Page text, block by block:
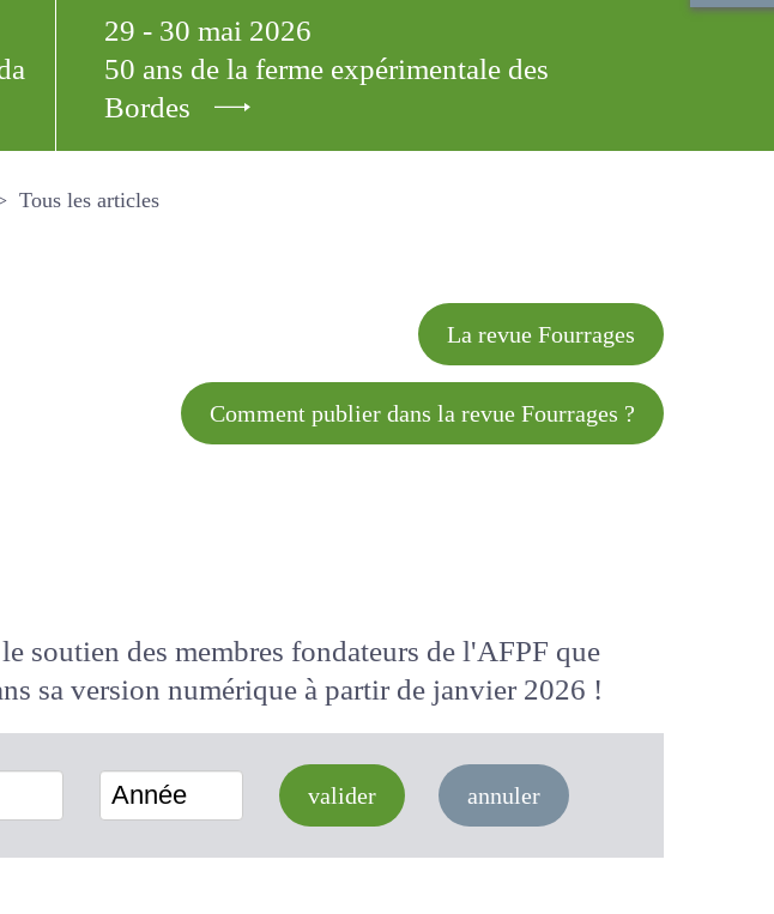
29 - 30 mai 2026
50 ans de la ferme expérimentale des
Bordes
Tous les articles
La revue Fourrages
Comment publier dans la revue Fourrages ?
soutien des membres fondateurs de l'AFPF que
dans sa version numériqueà partir de janvier 2026
Année valider annuler